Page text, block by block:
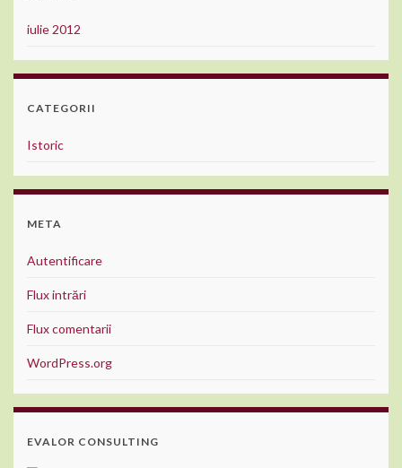
iulie 2012
CATEGORII
Istoric
META
Autentificare
Flux intrări
Flux comentarii
WordPress.org
EVALOR CONSULTING